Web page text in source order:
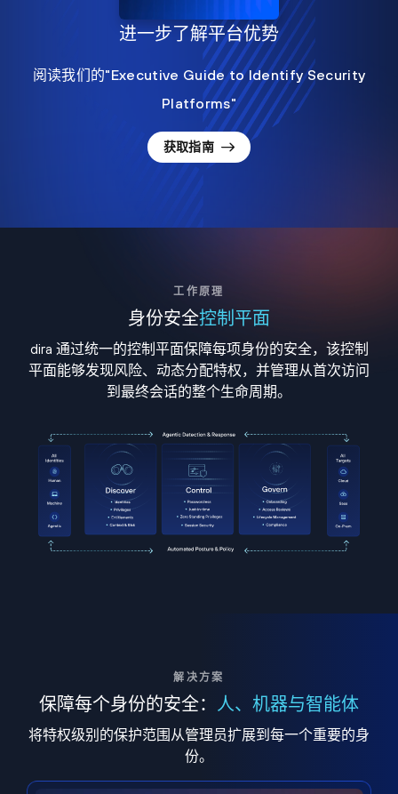
进一步了解平台优势
阅读我们的"Executive Guide to Identify Security
Platforms"
获取指南
工作原理
身份安全控制平面
dira 通过统一的控制平面保障每项身份的安全，该控制
平面能够发现风险、动态分配特权，并管理从首次访问
到最终会话的整个生命周期。
解决方案
保障每个身份的安全： 人、机器与智能体
将特权级别的保护范围从管理员扩展到每一个重要的身
份。